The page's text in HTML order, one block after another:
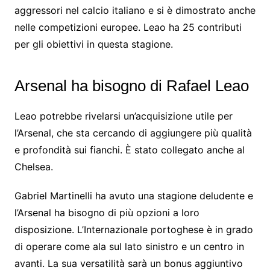
aggressori nel calcio italiano e si è dimostrato anche
nelle competizioni europee. Leao ha 25 contributi
per gli obiettivi in ​​questa stagione.
Arsenal ha bisogno di Rafael Leao
Leao potrebbe rivelarsi un’acquisizione utile per
l’Arsenal, che sta cercando di aggiungere più qualità
e profondità sui fianchi. È stato collegato anche al
Chelsea.
Gabriel Martinelli ha avuto una stagione deludente e
l’Arsenal ha bisogno di più opzioni a loro
disposizione. L’Internazionale portoghese è in grado
di operare come ala sul lato sinistro e un centro in
avanti. La sua versatilità sarà un bonus aggiuntivo